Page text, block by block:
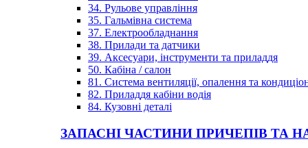
34. Рульове управління
35. Гальмівна система
37. Електрообладнання
38. Прилади та датчики
39. Аксесуари, інструменти та приладдя
50. Кабіна / салон
81. Система вентиляції, опалення та
82. Приладдя кабіни водія
84. Кузовні деталі
ЗАПАСНІ ЧАСТИНИ ПРИЧЕПІВ ТА